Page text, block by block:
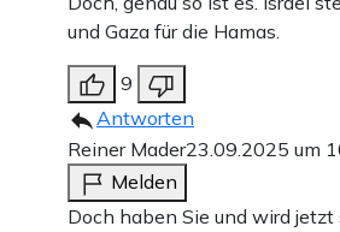
und Gaza für die Hamas.
9
Antworten
Reiner Mader23.09.2025 um
Melden
Doch haben Sie und wird jetzt